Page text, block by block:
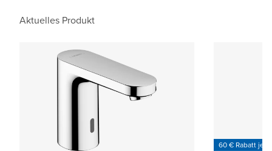
Aktuelles Produkt
60 € Rabatt je